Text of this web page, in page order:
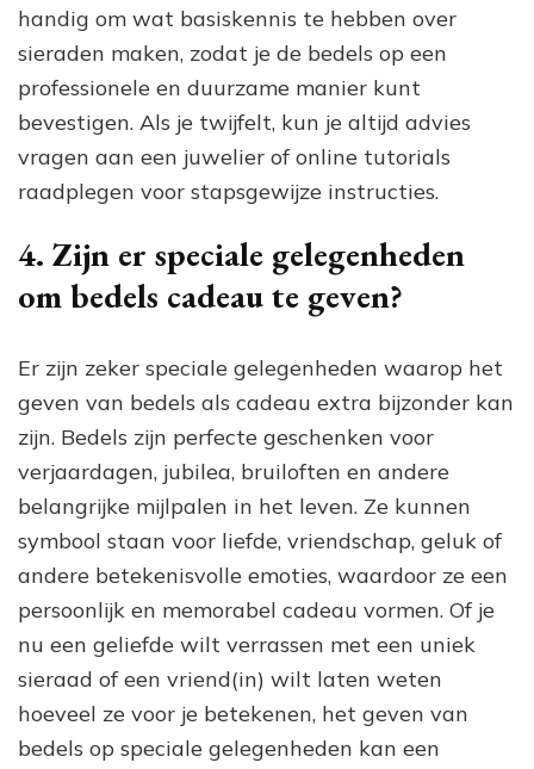
handig om wat basiskennis te hebben over
sieraden maken, zodat je de bedels op een
professionele en duurzame manier kunt
bevestigen. Als je twijfelt, kun je altijd advies
vragen aan een juwelier of online tutorials
raadplegen voor stapsgewijze instructies.
4. Zijn er speciale gelegenheden
om bedels cadeau te geven?
Er zijn zeker speciale gelegenheden waarop het
geven van bedels als cadeau extra bijzonder kan
zijn. Bedels zijn perfecte geschenken voor
verjaardagen, jubilea, bruiloften en andere
belangrijke mijlpalen in het leven. Ze kunnen
symbool staan voor liefde, vriendschap, geluk of
andere betekenisvolle emoties, waardoor ze een
persoonlijk en memorabel cadeau vormen. Of je
nu een geliefde wilt verrassen met een uniek
sieraad of een vriend(in) wilt laten weten
hoeveel ze voor je betekenen, het geven van
bedels op speciale gelegenheden kan een